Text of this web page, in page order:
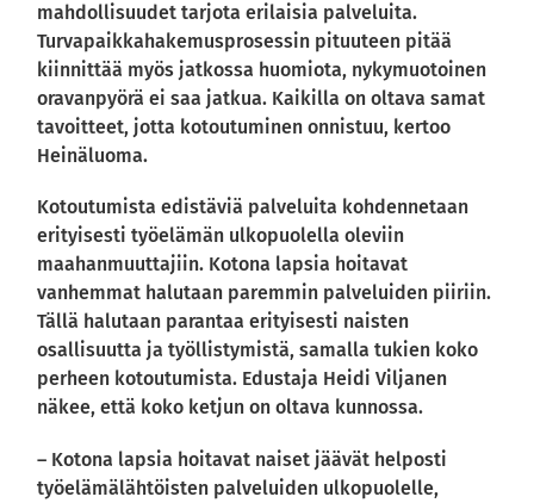
mahdollisuudet tarjota erilaisia palveluita.
Turvapaikkahakemusprosessin pituuteen pitää
kiinnittää myös jatkossa huomiota, nykymuotoinen
oravanpyörä ei saa jatkua. Kaikilla on oltava samat
tavoitteet, jotta kotoutuminen onnistuu, kertoo
Heinäluoma.
Kotoutumista edistäviä palveluita kohdennetaan
erityisesti työelämän ulkopuolella oleviin
maahanmuuttajiin. Kotona lapsia hoitavat
vanhemmat halutaan paremmin palveluiden piiriin.
Tällä halutaan parantaa erityisesti naisten
osallisuutta ja työllistymistä, samalla tukien koko
perheen kotoutumista. Edustaja Heidi Viljanen
näkee, että koko ketjun on oltava kunnossa.
– Kotona lapsia hoitavat naiset jäävät helposti
työelämälähtöisten palveluiden ulkopuolelle,